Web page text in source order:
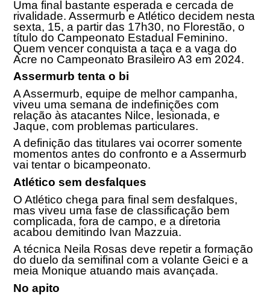
Uma final bastante esperada e cercada de
rivalidade. Assermurb e Atlético decidem nesta
sexta, 15, a partir das 17h30, no Florestão, o
título do Campeonato Estadual Feminino.
Quem vencer conquista a taça e a vaga do
Acre no Campeonato Brasileiro A3 em 2024.
Assermurb tenta o bi
A Assermurb, equipe de melhor campanha,
viveu uma semana de indefinições com
relação às atacantes Nilce, lesionada, e
Jaque, com problemas particulares.
A definição das titulares vai ocorrer somente
momentos antes do confronto e a Assermurb
vai tentar o bicampeonato.
Atlético sem desfalques
O Atlético chega para final sem desfalques,
mas viveu uma fase de classificação bem
complicada, fora de campo, e a diretoria
acabou demitindo Ivan Mazzuia.
A técnica Neila Rosas deve repetir a formação
do duelo da semifinal com a volante Geici e a
meia Monique atuando mais avançada.
No apito